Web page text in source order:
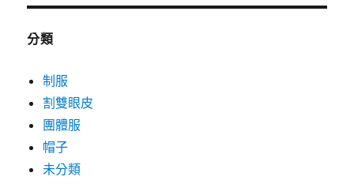
分類
制服
割雙眼皮
團體服
帽子
未分類